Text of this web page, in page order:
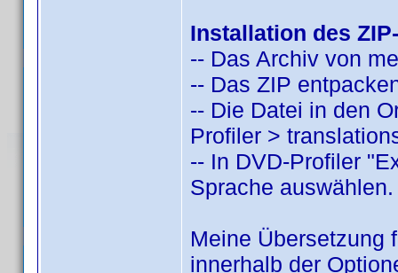
Installation des
-- Das Archiv von
-- Das ZIP
-- Die Datei in den
Profiler >
-- In DVD-Profiler
Sprache auswählen.
Meine Übersetzung
innerhalb der